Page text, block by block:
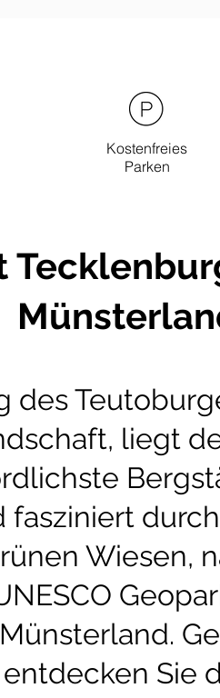
Kostenfreies
Parken
des
liegt
fasziniert
Wiesen,
Sie